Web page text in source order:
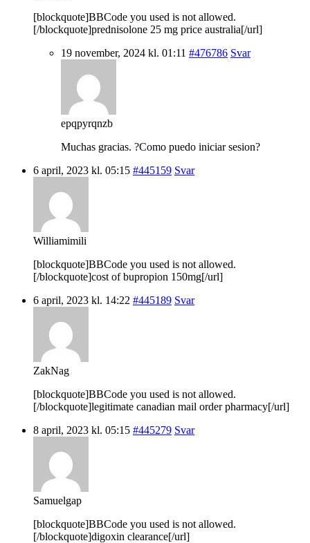
[blockquote]BBCode you used is not allowed.
[/blockquote]prednisolone 25 mg price australia[/url]
19 november, 2024 kl. 01:11 #476786 Svar
epqpyrqnzb
Muchas gracias. ?Como puedo iniciar sesion?
6 april, 2023 kl. 05:15 #445159 Svar
Williamimili
[blockquote]BBCode you used is not allowed.
[/blockquote]cost of bupropion 150mg[/url]
6 april, 2023 kl. 14:22 #445189 Svar
ZakNag
[blockquote]BBCode you used is not allowed.
[/blockquote]legitimate canadian mail order pharmacy[/url]
8 april, 2023 kl. 05:15 #445279 Svar
Samuelgap
[blockquote]BBCode you used is not allowed.
[/blockquote]digoxin clearance[/url]